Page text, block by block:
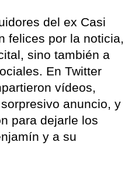
del ex Casi
felices por la noticia,
sino también a
En Twitter
vídeos,
anuncio, y
para dejarle los
y a su